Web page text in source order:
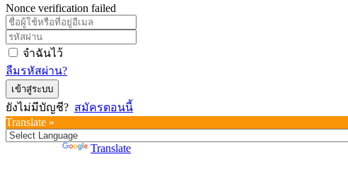
Nonce verification failed
จำฉันไว้
ลืมรหัสผ่าน?
เข้าสู่ระบบ
ยังไม่มีบัญชี? สมัครตอนนี้
Translate »
Translate